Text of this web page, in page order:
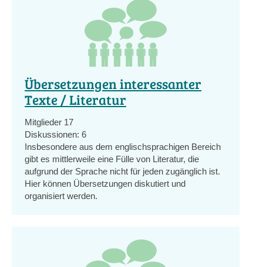
Übersetzungen interessanter
Texte / Literatur
Mitglieder 17
Diskussionen: 6
Insbesondere aus dem englischsprachigen Bereich
gibt es mittlerweile eine Fülle von Literatur, die
aufgrund der Sprache nicht für jeden zugänglich ist.
Hier können Übersetzungen diskutiert und
organisiert werden.